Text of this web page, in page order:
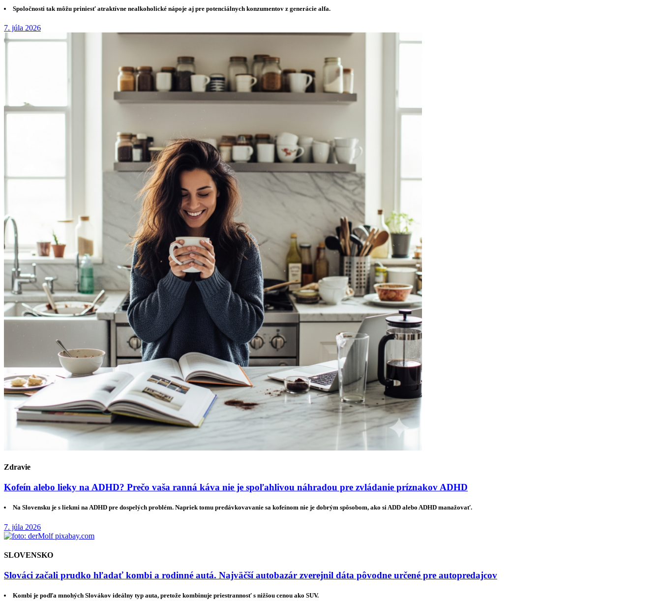
Spoločnosti tak môžu priniesť atraktívne nealkoholické nápoje aj pre potenciálnych konzumentov z generácie alfa.
7. júla 2026
Zdravie
Kofeín alebo lieky na ADHD? Prečo vaša ranná káva nie je spoľahlivou náhradou pre zvládanie príznakov ADHD
Na Slovensku je s liekmi na ADHD pre dospelých problém. Napriek tomu predávkovavanie sa kofeínom nie je dobrým spôsobom, ako si ADD alebo ADHD manažovať.
7. júla 2026
SLOVENSKO
Slováci začali prudko hľadať kombi a rodinné autá. Najväčší autobazár zverejnil dáta pôvodne určené pre autopredajcov
Kombi je podľa mnohých Slovákov ideálny typ auta, pretože kombinuje priestrannosť s nižšou cenou ako SUV.